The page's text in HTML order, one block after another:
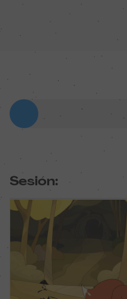
Sesión: